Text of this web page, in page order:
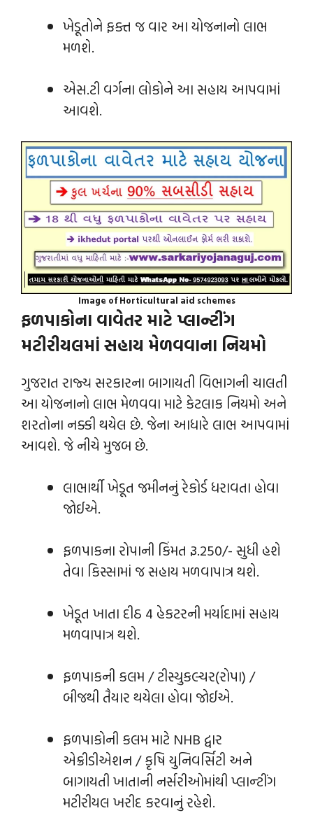
ખેડૂતોને ફક્ત જ વાર આ યોજનાનો લાભ
મળશે.
એસ.ટી વર્ગના લોકોને આ સહાય આપવામાં
આવશે.
Image of Horticultural aid schemes
ફળપાકોના વાવેતર માટે પ્લાન્ટીંગ
મટીરીયલમાં સહાય મેળવવાના નિયમો
ગુજરાત રાજ્ય સરકારના બાગાયતી વિભાગની ચાલતી
આ યોજનાનો લાભ મેળવવા માટે કેટલાક નિયમો અને
શરતોના નક્કી થયેલ છે. જેના આધારે લાભ આપવામાં
આવશે. જે નીચે મુજબ છે.
લાભાર્થી ખેડૂત જમીનનું રેકોર્ડ ધરાવતા હોવા
જોઈએ.
ફળપાકના રોપાની કિંમત રૂ.250/- સુધી હશે
તેવા કિસ્સામાં જ સહાય મળવાપાત્ર થશે.
ખેડૂત ખાતા દીઠ 4 હેકટરની મર્યાદામાં સહાય
મળવાપાત્ર થશે.
ફળપાકની કલમ / ટીસ્યુકલ્ચર(રોપા) /
બીજથી તૈયાર થયેલા હોવા જોઈએ.
ફળપાકોની કલમ માટે NHB દ્વાર
એક્રીડીએશન / કૃષિ યુનિવર્સિટી અને
બાગાયતી ખાતાની નર્સરીઓમાંથી પ્લાન્‍ટીંગ
મટીરીયલ ખરીદ કરવાનું રહેશે.